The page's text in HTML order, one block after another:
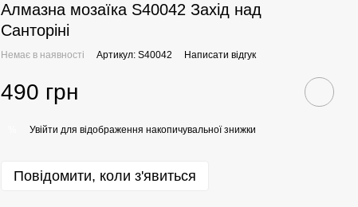
Алмазна мозаїка S40042 Захід над
Санторіні
Немає в наявності Артикул: S40042 Написати відгук
490 грн
Увійти для відображення накопичувальної знижки
Повідомити, коли з'явиться